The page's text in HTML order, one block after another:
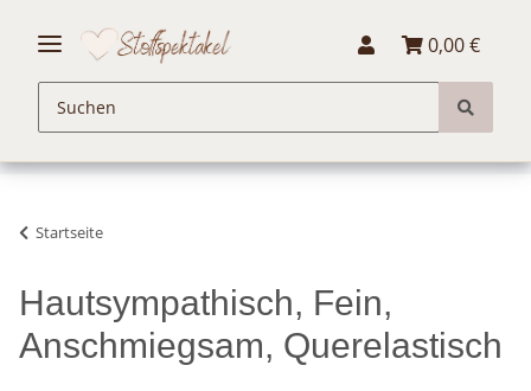
0,00 €
Startseite
Hautsympathisch, Fein,
Anschmiegsam, Querelastisch